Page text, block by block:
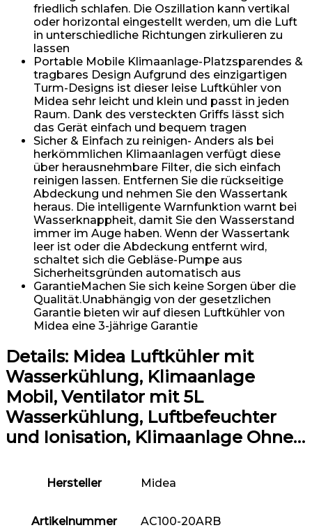
friedlich schlafen. Die Oszillation kann vertikal
oder horizontal eingestellt werden, um die Luft
in unterschiedliche Richtungen zirkulieren zu
lassen
Portable Mobile Klimaanlage-Platzsparendes &
tragbares Design Aufgrund des einzigartigen
Turm-Designs ist dieser leise Luftkühler von
Midea sehr leicht und klein und passt in jeden
Raum. Dank des versteckten Griffs lässt sich
das Gerät einfach und bequem tragen
Sicher & Einfach zu reinigen- Anders als bei
herkömmlichen Klimaanlagen verfügt diese
über herausnehmbare Filter, die sich einfach
reinigen lassen. Entfernen Sie die rückseitige
Abdeckung und nehmen Sie den Wassertank
heraus. Die intelligente Warnfunktion warnt bei
Wasserknappheit, damit Sie den Wasserstand
immer im Auge haben. Wenn der Wassertank
leer ist oder die Abdeckung entfernt wird,
schaltet sich die Gebläse-Pumpe aus
Sicherheitsgründen automatisch aus
GarantieMachen Sie sich keine Sorgen über die
Qualität.Unabhängig von der gesetzlichen
Garantie bieten wir auf diesen Luftkühler von
Midea eine 3-jährige Garantie
Details: Midea Luftkühler mit
Wasserkühlung, Klimaanlage
Mobil, Ventilator mit 5L
Wasserkühlung, Luftbefeuchter
und Ionisation, Klimaanlage Ohne…
Hersteller ‎Midea
Artikelnummer ‎AC100-20ARB